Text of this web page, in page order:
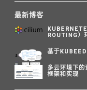
最新博客
ROUTING）
基于
多云环境下
框架和实现